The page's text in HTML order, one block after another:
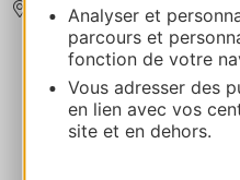
Analyser et
parcours et
fonction de votre
Vous adresser des
en lien avec vos
site et en dehors.
CAUTERETS